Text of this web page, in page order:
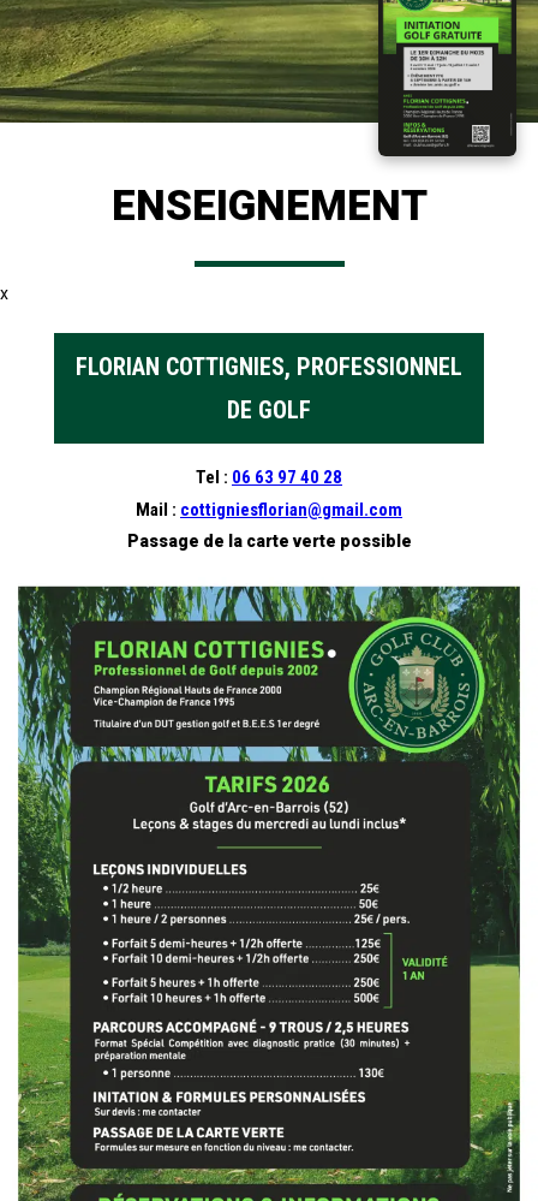
ENSEIGNEMENT
x
FLORIAN COTTIGNIES, PROFESSIONNEL
DE GOLF
Tel : 06 63 97 40 28
Mail : cottigniesflorian@gmail.com
Passage de la carte verte possible